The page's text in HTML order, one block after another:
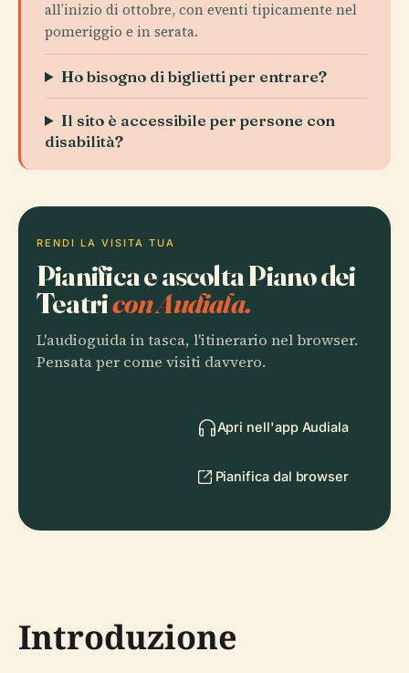
all’inizio di ottobre, con eventi tipicamente nel
pomeriggio e in serata.
Ho bisogno di biglietti per entrare?
Il sito è accessibile per persone con
disabilità?
RENDI LA VISITA TUA
Pianifica e ascolta Piano dei
Teatricon Audiala.
L'audioguida in tasca, l'itinerario nel browser.
Pensata per come visiti davvero.
Apri nell'app Audiala
Pianifica dal browser
Introduzione